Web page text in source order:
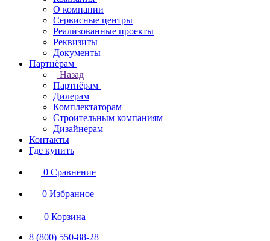
О компании
Сервисные центры
Реализованные проекты
Реквизиты
Документы
Партнёрам
Назад
Партнёрам
Дилерам
Комплектаторам
Строительным компаниям
Дизайнерам
Контакты
Где купить
0 Сравнение
0 Избранное
0 Корзина
8 (800) 550-88-28